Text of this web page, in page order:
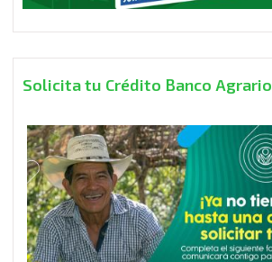
Solicita tu Crédito Banco Agrario